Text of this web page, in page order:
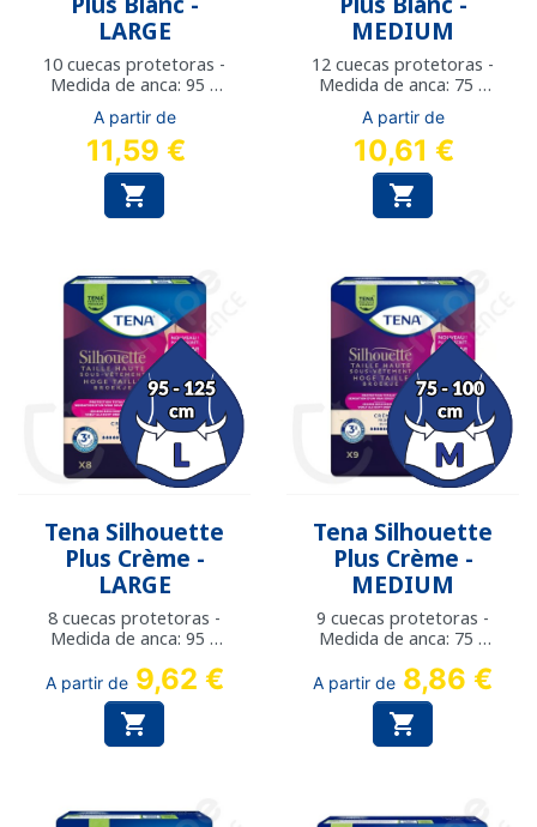
LARGE
10 cuecas protetoras -
Medida de anca: 95 a
125 cm
A partir de
11,59 €

MEDIUM
12 cuecas protetoras -
Medida de anca: 75 a
100 cm
A partir de
10,61 €

Tena Silhouette
Plus Crème -
LARGE
8 cuecas protetoras -
Medida de anca: 95 a
A partir de 9,62 €

Tena Silhouette
Plus Crème -
MEDIUM
9 cuecas protetoras -
Medida de anca: 75 a
A partir de 8,86 €
